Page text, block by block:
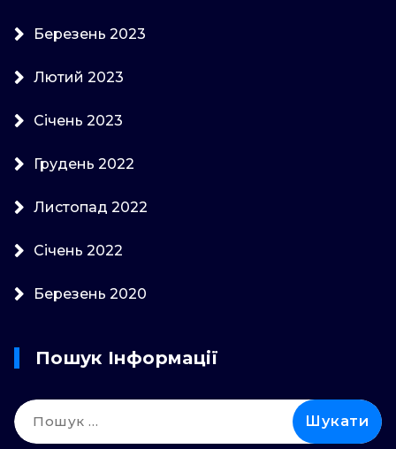
Березень 2023
Лютий 2023
Січень 2023
Грудень 2022
Листопад 2022
Січень 2022
Березень 2020
Пошук Інформації
Пошук: